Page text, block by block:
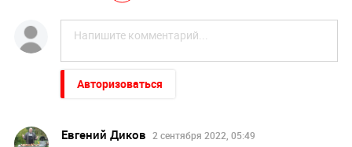
Авторизоваться
Евгений Диков 2 сентября 2022, 05:49